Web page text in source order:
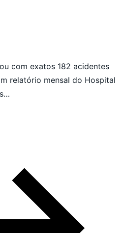
com exatos 182 acidentes
relatório mensal do Hospital